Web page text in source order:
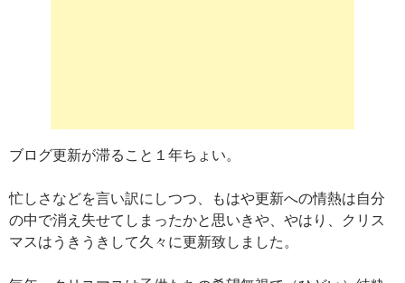
ブログ更新が滞ること１年ちょい。
忙しさなどを言い訳にしつつ、もはや更新への情熱は自分
の中で消え失せてしまったかと思いきや、やはり、クリス
マスはうきうきして久々に更新致しました。